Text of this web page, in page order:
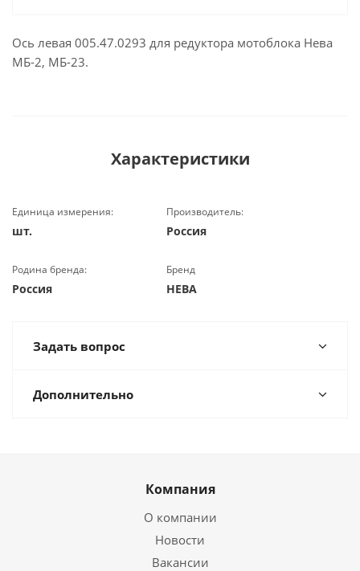
Ось левая 005.47.0293 для редуктора мотоблока Нева
МБ-2, МБ-23.
Характеристики
Единица измерения:
шт.
Производитель:
Россия
Родина бренда:
Россия
Бренд
НЕВА
Задать вопрос
Дополнительно
Компания
О компании
Новости
Вакансии